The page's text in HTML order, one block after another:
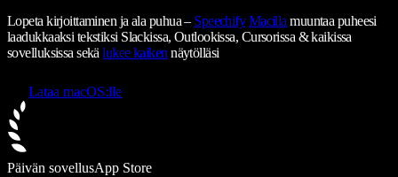
Lopeta kirjoittaminen ja ala puhua – Speechify Macilla muuntaa puheesi
laadukkaaksi tekstiksi Slackissa, Outlookissa, Cursorissa & kaikissa
sovelluksissa sekälukee kaiken näytölläsi
Lataa macOS:lle
Päivän sovellusApp Store